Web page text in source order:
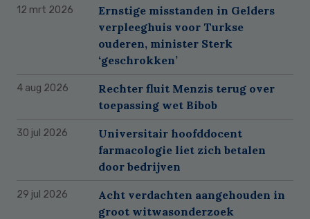
12 mrt 2026
Ernstige misstanden in Gelders
verpleeghuis voor Turkse
ouderen, minister Sterk
‘geschrokken’
4 aug 2026
Rechter fluit Menzis terug over
toepassing wet Bibob
30 jul 2026
Universitair hoofddocent
farmacologie liet zich betalen
door bedrijven
29 jul 2026
Acht verdachten aangehouden in
groot witwasonderzoek